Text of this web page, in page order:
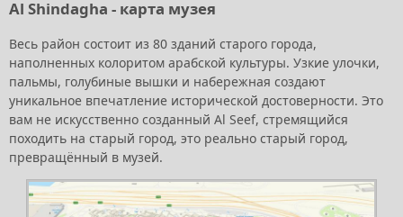
Al Shindagha - карта музея
Весь район состоит из 80 зданий старого города,
наполненных колоритом арабской культуры. Узкие улочки,
пальмы, голубиные вышки и набережная создают
уникальное впечатление исторической достоверности. Это
вам не искусственно созданный Al Seef, стремящийся
походить на старый город, это реально старый город,
превращённый в музей.